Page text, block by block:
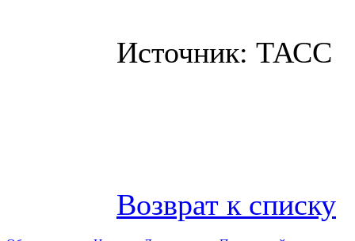
Источник: ТАСС
Возврат к списку